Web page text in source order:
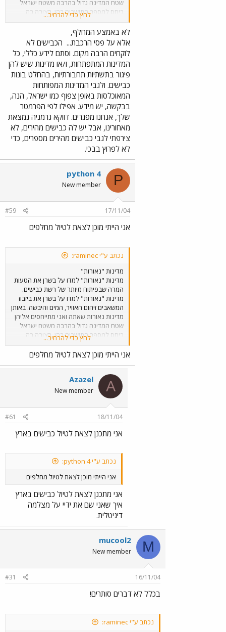
שטח המדינה גדול בהרבה משטח ישראל
ביחס למספר התושבים בהן. הצורה בה
מודדים את כמות הכבישים בארץ היא לא
ריאלית. לא יתכן שימדדו את אורך הכביש
לכל רכב, כאשר ברור שצריך למדוד את
אורך הכביש חלקי שטח המדינה. אם תמדוד
ככה תגלה שכבר עכשיו ישראל היא
מהמדינות המובילות בעולם בסלילת כבישים
מה ישאר לנו אחרי שנלמד את הלקח
שהמדינות "נאורות" כבר למדו על בשרן?
איפה תוכל ללכת לטייל? באמצע המחלף או
על אי תנועה??? אי אפשר להמשיך לסלול
כבישים בלי לגרום לנזקים ברורים
וחד-משמעיים לכל מה שנמצא בסביבתם.
חייבים להפסיק כאן ועכשיו
לחץ כדי להרחיב...
לא באמצע המחלף,
אלא על פסי הרכבת... הכבישים לא
לוקחים הרבה מקום. וסתם לידע כללי, כל
המדינות המתפתחות, ו/או מדינות שיש להן
פיגור בתשתיות תחבורתיות, בהחלט בונות
כבישים. ולגבי המדינות המפותחות
המאוכלסות באופן צפוף כמו ישראל, הנה,
בבקשה, יש מידע. אפילו לפי הפרמטר
שלך, אנחנו מפגרים. דווקא גרמניה נמצאת
מאחורינו, אבל יש לה כבישים מהירים, לא
צירפתי לגבי כבישים מהירים מספרים, כדי
לא לפרוץ בבכי.
P
python 4
New member
17/11/04
#59
אני הייתי מוכן לצאת לטיול מחלפים
נכתב ע"י raminec:
מדינות "נאורות"
מדינות "נאורות" למדו על בשרן את הטעות
המרה שבפיתוח מיותר של רשת כבישים.
מדינות "נאורות" למדו על בשרן את ביזבוז
המשאבים זיהום האוויר, המים והיבשה. באותן
מדינות נאורות שאתה ואני מתייחסים אליהן
שטח המדינה גדול בהרבה משטח ישראל
ביחס למספר התושבים בהן. הצורה בה
מודדים את כמות הכבישים בארץ היא לא
ריאלית. לא יתכן שימדדו את אורך הכביש
לכל רכב, כאשר ברור שצריך למדוד את
אורך הכביש חלקי שטח המדינה. אם תמדוד
ככה תגלה שכבר עכשיו ישראל היא
מהמדינות המובילות בעולם בסלילת כבישים
מה ישאר לנו אחרי שנלמד את הלקח
שהמדינות "נאורות" כבר למדו על בשרן?
איפה תוכל ללכת לטייל? באמצע המחלף או
כבישים בלי לגרום לנזקים ברורים
חייבים להפסיק כאן ועכשיו
לחץ כדי להרחיב...
אני הייתי מוכן לצאת לטיול מחלפים
A
Azazel
New member
18/11/04
#61
אני מתכנן לצאת לטיול כבישים בארץ
נכתב ע"י python 4:
אני הייתי מוכן לצאת לטיול מחלפים
אני מתכנן לצאת לטיול כבישים בארץ
איך שאני שם את ידיי על מצלמה
דיגיטלית.
M
mucool2
New member
16/11/04
#31
בכלל לא דברים סותרים!
נכתב ע"י raminec: